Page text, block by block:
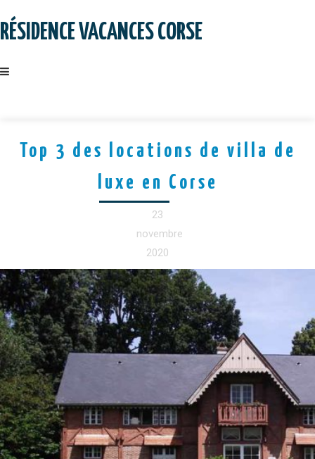
toRÉSIDENCE VACANCES CORSE
Top 3 des locations de villa de
luxe en Corse
23
novembre
2020